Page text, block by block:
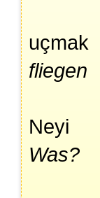
uçmak
fliegen
Neyi
Was?